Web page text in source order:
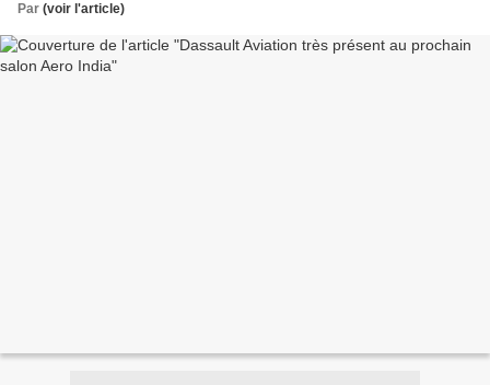
Par (voir l'article)